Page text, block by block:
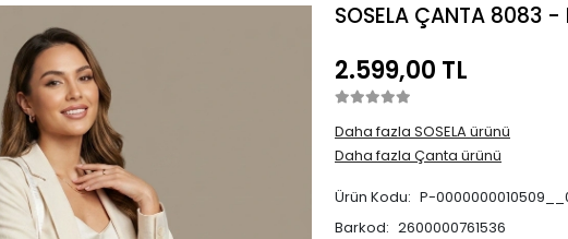
SOSELA ÇANTA 8083 -
2.599,00 TL
Daha fazla SOSELA ürünü
Daha fazla Çanta ürünü
Ürün Kodu: P-
Barkod: 2600000761536